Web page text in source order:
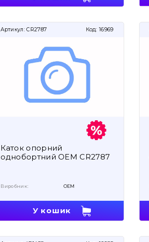
Артикул: CR2787 Код: 16969
Каток опорний
однобортний OEM CR2787
Виробник: OEM
У кошик